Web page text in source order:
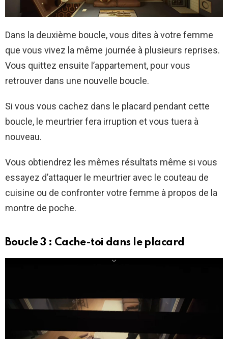
Dans la deuxième boucle, vous dites à votre femme
que vous vivez la même journée à plusieurs reprises.
Vous quittez ensuite l’appartement, pour vous
retrouver dans une nouvelle boucle.
Si vous vous cachez dans le placard pendant cette
boucle, le meurtrier fera irruption et vous tuera à
nouveau.
Vous obtiendrez les mêmes résultats même si vous
essayez d’attaquer le meurtrier avec le couteau de
cuisine ou de confronter votre femme à propos de la
montre de poche.
Boucle 3 : Cache-toi dans le placard